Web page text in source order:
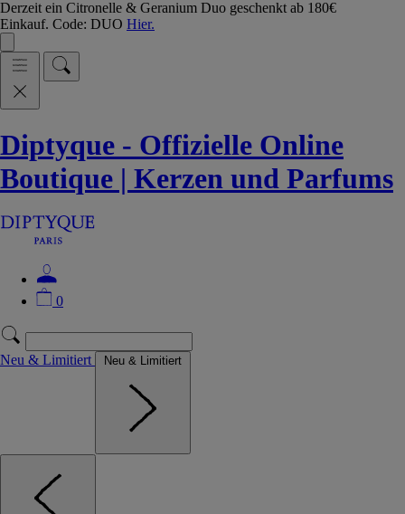
Derzeit ein Citronelle & Geranium Duo geschenkt ab 180€
Einkauf. Code: DUO Hier.
Diptyque - Offizielle Online
Boutique | Kerzen und Parfums
0
Neu & Limitiert Neu & Limitiert